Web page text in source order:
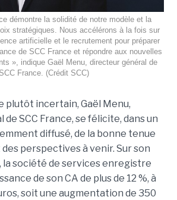
démontre la solidité de notre modèle et la
stratégiques. Nous accélérons à la fois sur
artificielle et le recrutement pour préparer
de SCC France et répondre aux nouvelles
», indique Gaël Menu, directeur général de
SCC France. (Crédit SCC)
plutôt incertain, Gaël Menu,
SCC France, se félicite, dans un
diffusé, de la bonne tenue
perspectives à venir. Sur son
société de services enregistre
de son CA de plus de 12 %, à
soit une augmentation de 350